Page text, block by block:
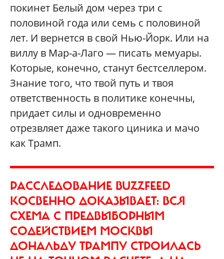
покинет Белый дом через три с
половиной года или семь с половиной
лет. И вернется в свой Нью-Йорк. Или на
виллу в Мар-а-Лаго — писать мемуары.
Которые, конечно, станут бестселлером.
Знание того, что твой путь и твоя
ответственность в политике конечны,
придает силы и одновременно
отрезвляет даже такого циника и мачо
как Трамп.
РАССЛЕДОВАНИЕ BUZZFEED
КОСВЕННО ДОКАЗЫВАЕТ: ВСЯ
СХЕМА С ПРЕДВЫБОРНЫМ
СОДЕЙСТВИЕМ МОСКВЫ
ДОНАЛЬДУ ТРАМПУ СТРОИЛАСЬ